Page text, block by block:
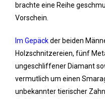
brachte eine Reihe
Vorschein.
Im Gepäckder beiden
Holzschnitzereien, fünf
ungeschliffener Diamant
vermutlich um einen
unbekannter tierischer